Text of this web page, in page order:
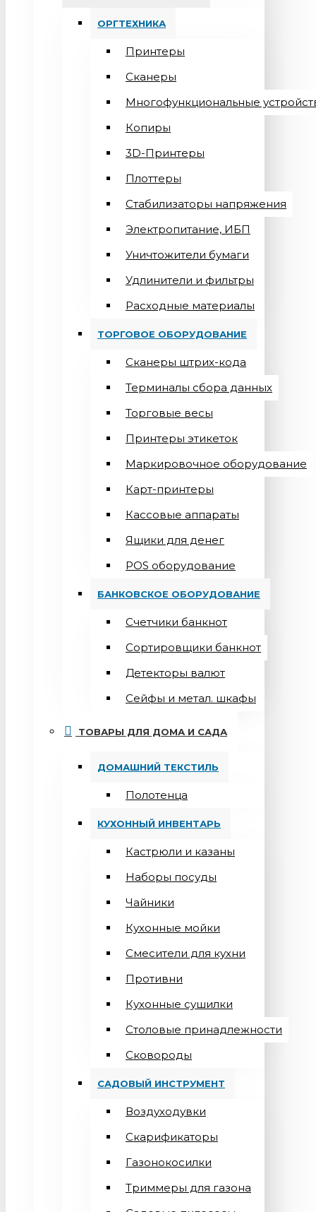
ОРГТЕХНИКА
Принтеры
Сканеры
Многофункциональные
Копиры
3D-Принтеры
Плоттеры
Стабилизаторы напряжения
Электропитание, ИБП
Уничтожители бумаги
Удлинители и фильтры
Расходные материалы
ТОРГОВОЕ ОБОРУДОВАНИЕ
Сканеры штрих-кода
Терминалы сбора данных
Торговые весы
Принтеры этикеток
Маркировочное оборудование
Карт-принтеры
Кассовые аппараты
Ящики для денег
POS оборудование
БАНКОВСКОЕ ОБОРУДОВАНИЕ
Счетчики банкнот
Сортировщики банкнот
Детекторы валют
Сейфы и метал. шкафы
ТОВАРЫ ДЛЯ ДОМА И САДА
ДОМАШНИЙ ТЕКСТИЛЬ
Полотенца
КУХОННЫЙ ИНВЕНТАРЬ
Кастрюли и казаны
Наборы посуды
Чайники
Кухонные мойки
Смесители для кухни
Противни
Кухонные сушилки
Столовые принадлежности
Сковороды
САДОВЫЙ ИНСТРУМЕНТ
Воздуходувки
Скарификаторы
Газонокосилки
Триммеры для газона